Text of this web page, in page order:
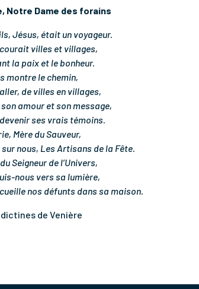
Notre Dame des forains
Jésus, était un voyageur.
villes et villages,
la paix et le bonheur.
montre le chemin,
de villes en villages,
amour et son message,
ses vrais témoins.
Mère du Sauveur,
sur nous, Les Artisans de la Fête.
Seigneur de l’Univers,
nous vers sa lumière,
nos défunts dans sa maison.
de Venière